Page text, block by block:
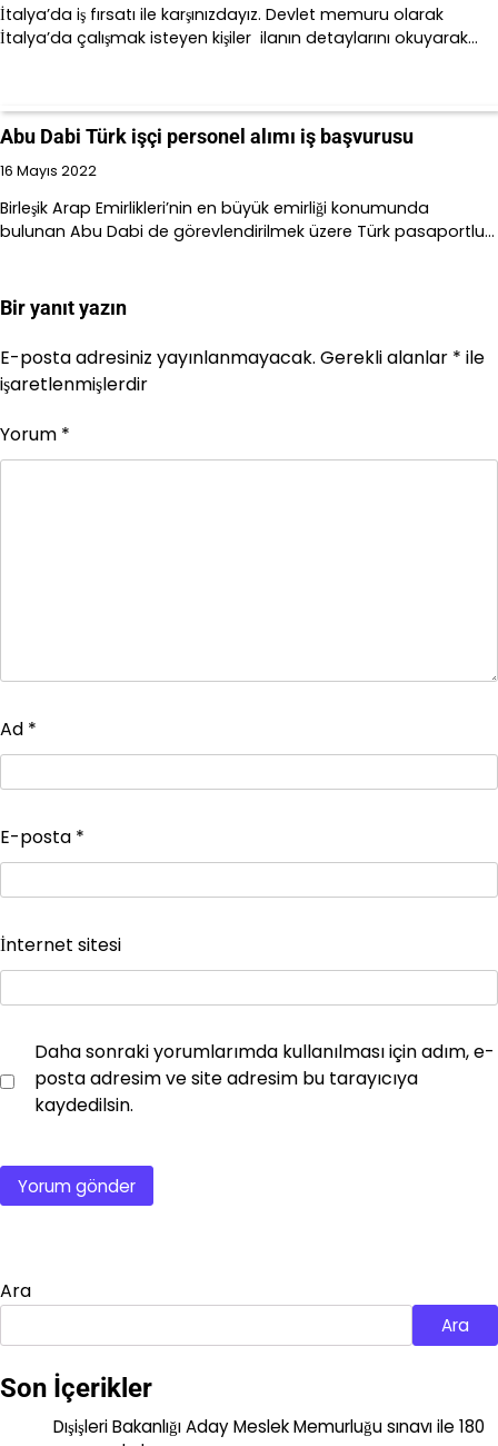
İtalya’da iş fırsatı ile karşınızdayız. Devlet memuru olarak
İtalya’da çalışmak isteyen kişiler ilanın detaylarını okuyarak…
Abu Dabi Türk işçi personel alımı iş başvurusu
16 Mayıs 2022
Birleşik Arap Emirlikleri’nin en büyük emirliği konumunda
bulunan Abu Dabi de görevlendirilmek üzere Türk pasaportlu…
Bir yanıt yazın
E-posta adresiniz yayınlanmayacak. Gerekli alanlar * ile
işaretlenmişlerdir
Yorum *
Ad *
E-posta *
İnternet sitesi
Daha sonraki yorumlarımda kullanılması için adım, e-
posta adresim ve site adresim bu tarayıcıya
kaydedilsin.
Ara
Ara
Son İçerikler
Dışişleri Bakanlığı Aday Meslek Memurluğu sınavı ile 180